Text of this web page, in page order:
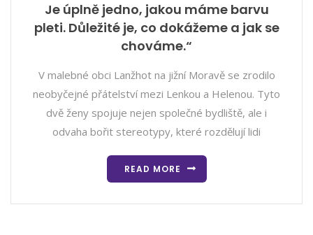
Je úplně jedno, jakou máme barvu
pleti. Důležité je, co dokážeme a jak se
chováme.“
V malebné obci Lanžhot na jižní Moravě se zrodilo
neobyčejné přátelství mezi Lenkou a Helenou. Tyto
dvě ženy spojuje nejen společné bydliště, ale i
odvaha bořit stereotypy, které rozdělují lidi
READ MORE